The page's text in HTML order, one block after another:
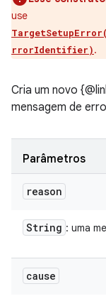
use
rrorIdentifier).
Cria um novo
mensagem de
Parâmetros
reason
String : uma
cause